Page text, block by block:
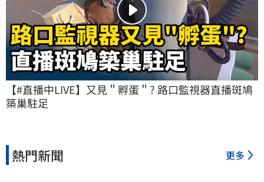
【#直播中LIVE】又見＂孵蛋＂? 路口監視器直播斑鳩
築巢駐足
熱門新聞 更多